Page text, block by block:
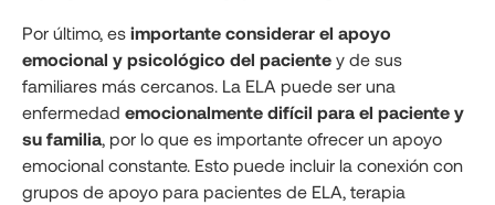
Por último, es importante considerar el apoyo
emocional y psicológico del paciente y de sus
familiares más cercanos. La ELA puede ser una
enfermedad emocionalmente difícil para el paciente y
su familia, por lo que es importante ofrecer un apoyo
emocional constante. Esto puede incluir la conexión con
grupos de apoyo para pacientes de ELA, terapia